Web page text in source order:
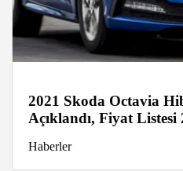
2021 Skoda Octavia
Açıklandı, Fiyat Listesi
Haberler